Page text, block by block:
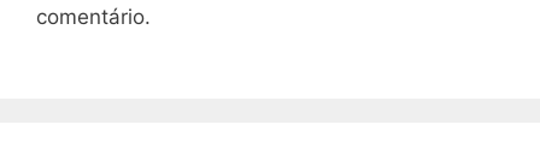
comentário.